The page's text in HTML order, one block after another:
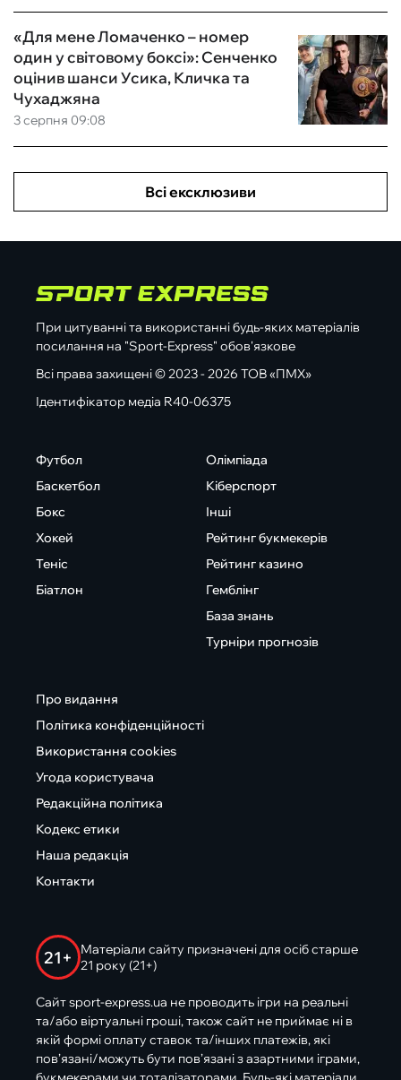
3 серпня 09:08
«Для мене Ломаченко – номер
один у світовому боксі»: Сенченко
оцінив шанси Усика, Кличка та
Чухаджяна
Всі ексклюзиви
При цитуванні та використанні будь-яких матеріалів
посилання на "Sport-Express" обов'язкове
Всі права захищені © 2023 - 2026 ТОВ «ПМХ»
Ідентифікатор медіа R40-06375
Футбол
Баскетбол
Бокс
Хокей
Теніс
Біатлон
Олімпіада
Кіберспорт
Інші
Рейтинг букмекерів
Рейтинг казино
Гемблінг
База знань
Турніри прогнозів
Про видання
Політика конфіденційності
Використання cookies
Угода користувача
Редакційна політика
Кодекс етики
Наша редакція
Контакти
21+
Матеріали сайту призначені для осіб старше
21 року (21+)
Сайт sport-express.ua не проводить ігри на реальні
та/або віртуальні гроші, також сайт не приймає ні в
якій формі оплату ставок та/інших платежів, які
пов’язані/можуть бути пов’язані з азартними іграми,